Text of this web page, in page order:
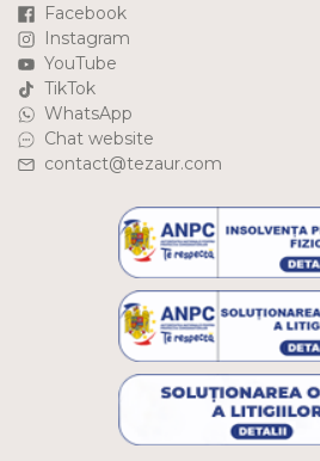
Facebook
Instagram
YouTube
TikTok
WhatsApp
Chat website
contact@tezaur.com